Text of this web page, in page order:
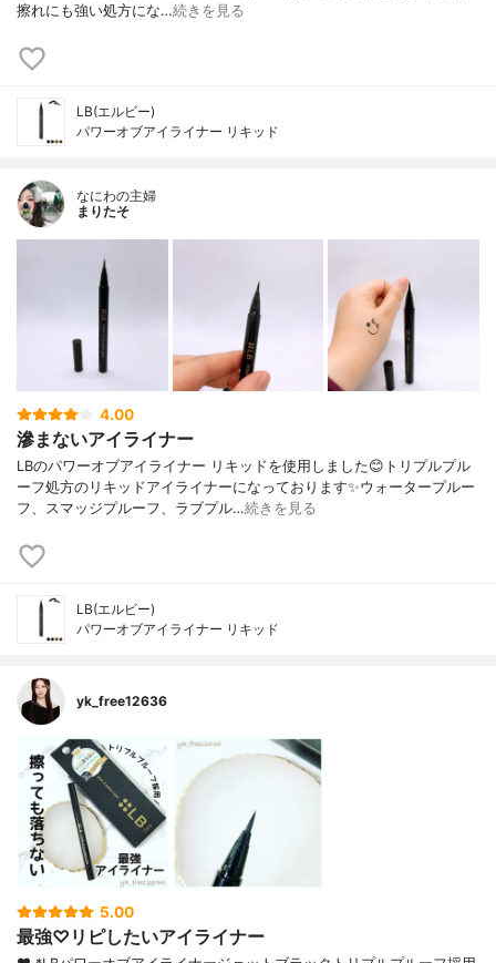
擦れにも強い処方にな…続きを見る
LB(エルビー)
パワーオブアイライナー リキッド
なにわの主婦
まりたそ
4.00
滲まないアイライナー
LBのパワーオブアイライナー リキッドを使用しました😊トリプルプル
ーフ処方のリキッドアイライナーになっております✨ウォータープルー
フ、スマッジプルーフ、ラブプル…続きを見る
LB(エルビー)
パワーオブアイライナー リキッド
yk_free12636
5.00
最強♡リピしたいアイライナー